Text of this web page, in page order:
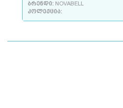
ბრენდი: NOVABELL
კოლექცია: